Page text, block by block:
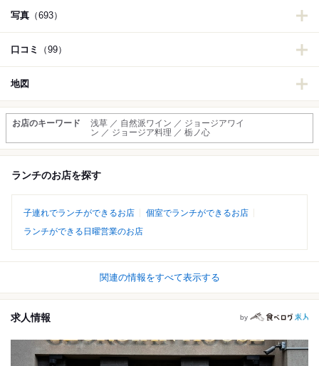
写真 （693）
口コミ （99）
地図
お店のキーワード
浅草 ／ 自然派ワイン ／ ジョージアワイ
ン ／ ジョージア料理 ／ 栃ノ心
ランチのお店を探す
子連れでランチができるお店
個室でランチができるお店
ランチができる日曜営業のお店
関連の情報をすべて表示する
求人情報 by